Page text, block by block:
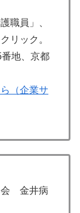
職員」、
リック。
番地、京都
（企業サ
会 金井病